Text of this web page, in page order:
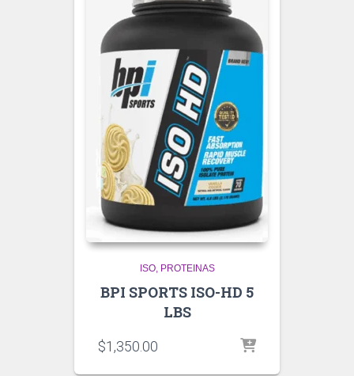
ISO PROTEINAS
BPI SPORTS ISO-HD 5
LBS
$1,350.00